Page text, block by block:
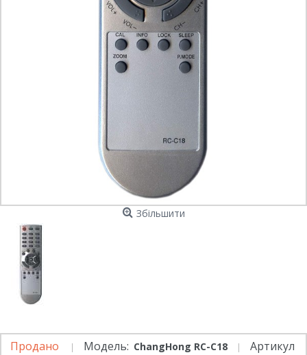
Збільшити
Продано Модель: ChangHong RC-C18
Артикул